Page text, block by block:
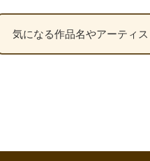
気になる作品名やアーティ